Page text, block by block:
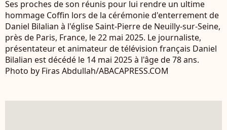
Ses proches de son réunis pour lui rendre un ultime
hommage Coffin lors de la cérémonie d'enterrement de
Daniel Bilalian à l'église Saint-Pierre de Neuilly-sur-Seine,
près de Paris, France, le 22 mai 2025. Le journaliste,
présentateur et animateur de télévision français Daniel
Bilalian est décédé le 14 mai 2025 à l'âge de 78 ans.
Photo by Firas Abdullah/ABACAPRESS.COM